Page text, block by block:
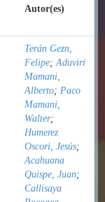
Autor(es)
Terán Gezn,
Felipe;Aduviri
Mamani,
Alberto; Paco
Mamani,
Walter;
Humerez
Oscori, Jesús;
Acahuana
Quispe, Juan;
Callisaya